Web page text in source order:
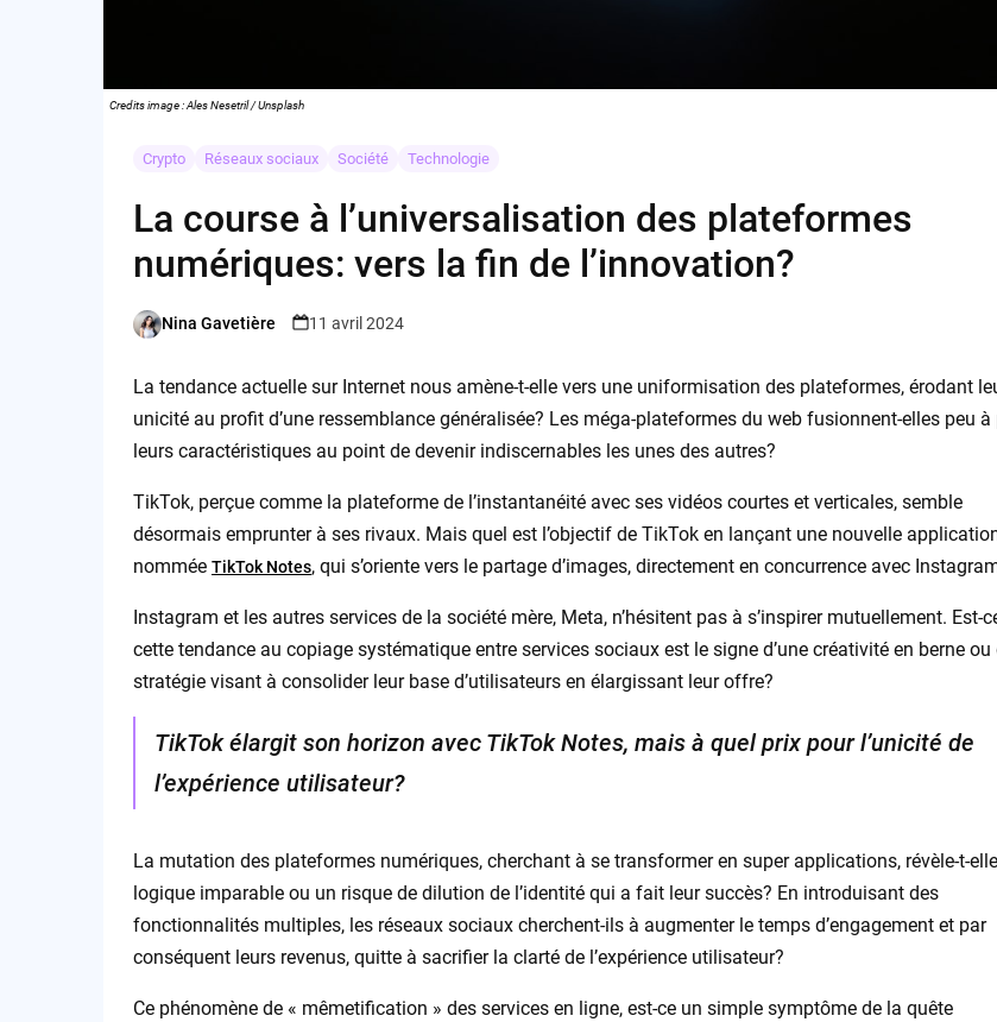
Credits image : Ales Nesetril / Unsplash
Crypto Réseaux sociaux Société Technologie
La course à l’universalisation des plateformes
numériques: vers la fin de l’innovation?
Posted
Nina Gavetière 11 avril 2024
La tendance actuelle sur Internet nous amène-t-elle vers une uniformisation des plateformes, érodant
unicité au profit d’une ressemblance généralisée? Les méga-plateformes du web fusionnent-elles peu à
leurs caractéristiques au point de devenir indiscernables les unes des autres?
TikTok, perçue comme la plateforme de l’instantanéité avec ses vidéos courtes et verticales, semble
désormais emprunter à ses rivaux. Mais quel est l’objectif de TikTok en lançant une nouvelle
nommée TikTok Notes, qui s’oriente vers le partage d’images, directement en concurrence avec
Instagram et les autres services de la société mère, Meta, n’hésitent pas à s’inspirer mutuellement. Est-
cette tendance au copiage systématique entre services sociaux est le signe d’une créativité en berne ou
stratégie visant à consolider leur base d’utilisateurs en élargissant leur offre?
TikTok élargit son horizon avec TikTok Notes, mais à quel prix pour l’unicité de
l’expérience utilisateur?
La mutation des plateformes numériques, cherchant à se transformer en super applications, révèle-t-
logique imparable ou un risque de dilution de l’identité qui a fait leur succès? En introduisant des
fonctionnalités multiples, les réseaux sociaux cherchent-ils à augmenter le temps d’engagement et par
conséquent leurs revenus, quitte à sacrifier la clarté de l’expérience utilisateur?
Ce phénomène de « mêmetification » des services en ligne, est-ce un simple symptôme de la quête